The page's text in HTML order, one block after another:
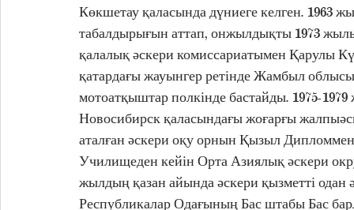
Көкшетау қаласында дүниеге келген. 1963
табалдырығын аттап, онжылдықты 1973
қалалық әскери комиссариатымен Қарулы
қатардағы жауынгер ретінде Жамбыл
мотоатқыштар полкінде бастайды. 1975-
Новосибирск қаласындағы жоғарғы
аталған әскери оқу орнын Қызыл
Училищеден кейін Орта Азиялық әскери
жылдың қазан айында әскери қызметті одан
Республикалар Одағының Бас штабы Бас